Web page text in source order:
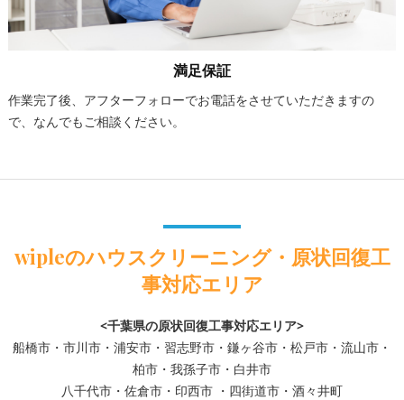
満足保証
作業完了後、アフターフォローでお電話をさせていただきますの
で、なんでもご相談ください。
wipleのハウスクリーニング・原状回復工
事対応エリア
<千葉県の原状回復工事対応エリア>
船橋市・市川市・浦安市・習志野市・鎌ヶ谷市・松戸市・流山市・
柏市・我孫子市・白井市
八千代市・佐倉市・印西市 ・四街道市・酒々井町